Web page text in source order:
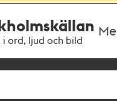
i ord, ljud och bild